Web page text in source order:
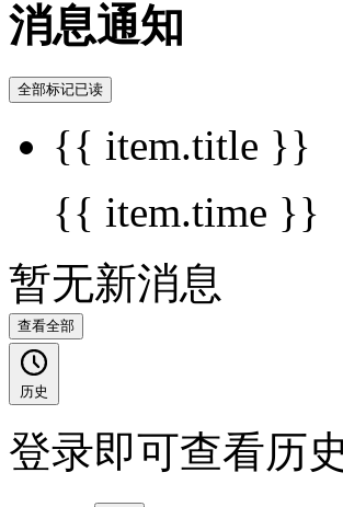
消息通知
全部标记已读
{{ item.title }}
{{ item.time }}
暂无新消息
查看全部
历史
登录即可查看历